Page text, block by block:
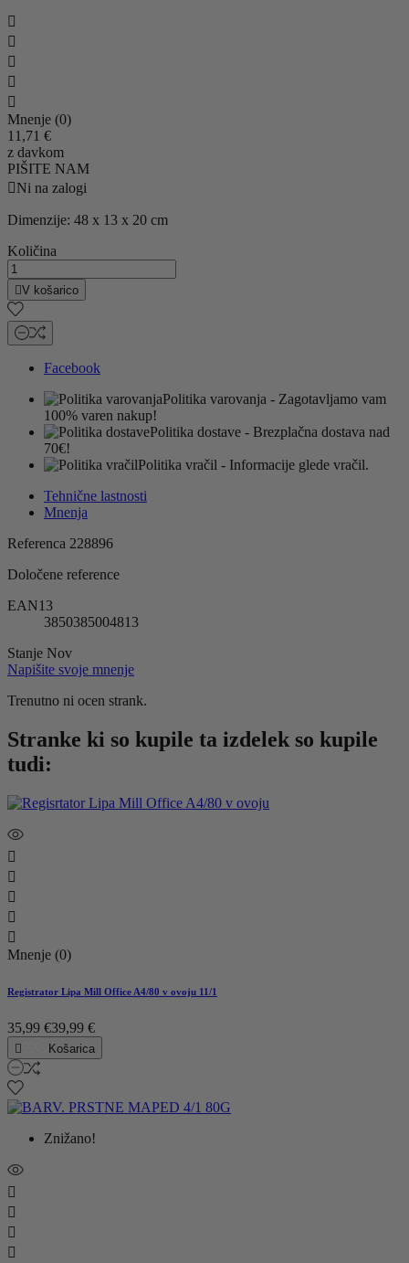





Mnenje (0)
11,71 €
z davkom
PIŠITE NAM
Ni na zalogi
Dimenzije: 48 x 13 x 20 cm
Količina
V košarico
Facebook
Politika varovanja - Zagotavljamo vam
100% varen nakup!
Politika dostave - Brezplačna dostava nad
70€!
Politika vračil - Informacije glede vračil.
Tehnične lastnosti
Mnenja
Referenca 228896
Določene reference
EAN13
3850385004813
Stanje Nov
Napišite svoje mnenje
Trenutno ni ocen strank.
Stranke ki so kupile ta izdelek so kupile
tudi:





Mnenje (0)
Registrator Lipa Mill Office A4/80 v ovoju 11/1
35,99 €39,99 €
 Košarica
Znižano!



